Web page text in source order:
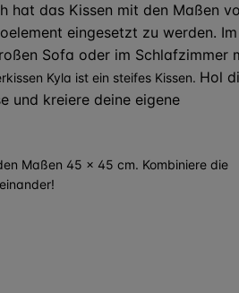
hat das Kissen mit den Maßen
eingesetzt zu werden. Im
Sofa oder im Schlafzimmer
Kyla ist ein steifes Kissen. Hol
und kreiere deine eigene
Maßen 45 x 45 cm. Kombiniere die